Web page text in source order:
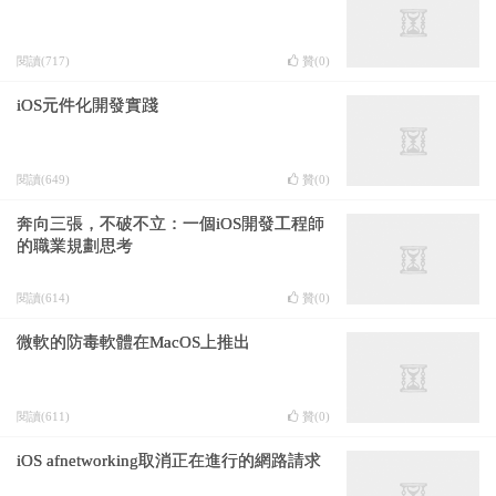
閱讀(717) 贊(0)
iOS元件化開發實踐
閱讀(649) 贊(0)
奔向三張，不破不立：一個iOS開發工程師
的職業規劃思考
閱讀(614) 贊(0)
微軟的防毒軟體在MacOS上推出
閱讀(611) 贊(0)
iOS afnetworking取消正在進行的網路請求